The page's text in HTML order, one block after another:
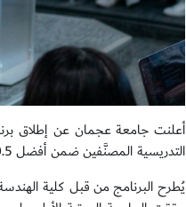
أعلنت جامعة عجمان عن إطلاق
التدريسية المصنَّفين ضمن أفضل 0.5% و2% من علماء العالم.
يُطرح البرنامج من قبل كلية